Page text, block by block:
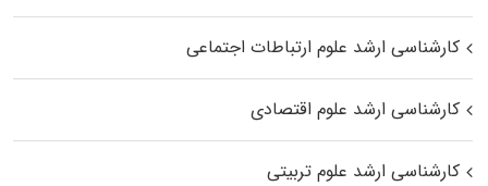
کارشناسی ارشد علوم ارتباطات اجتماعی
کارشناسی ارشد علوم اقتصادی
کارشناسی ارشد علوم تربیتی